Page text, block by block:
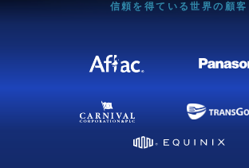
信頼を得ている世界の顧客